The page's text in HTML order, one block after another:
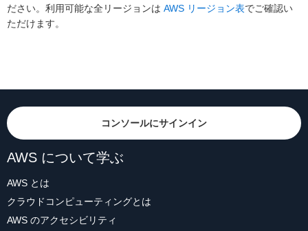
ださい。利用可能な全リージョンは AWS リージョン表でご確認い
ただけます。
コンソールにサインイン
AWS について学ぶ
AWS とは
クラウドコンピューティングとは
AWS のアクセシビリティ